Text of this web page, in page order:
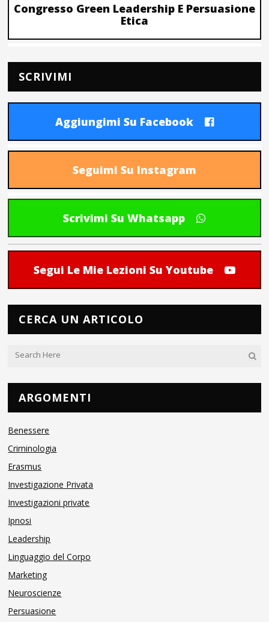
Congresso Green Leadership E Persuasione
Etica
SCRIVIMI
Aggiungimi Su Facebook
Seguimi Su Instagram
Scrivimi Su Whatsapp
Segui Le Mie Lezioni Su Youtube
CERCA UN ARTICOLO
ARGOMENTI
Benessere
Criminologia
Erasmus
Investigazione Privata
Investigazioni private
Ipnosi
Leadership
Linguaggio del Corpo
Marketing
Neuroscienze
Persuasione